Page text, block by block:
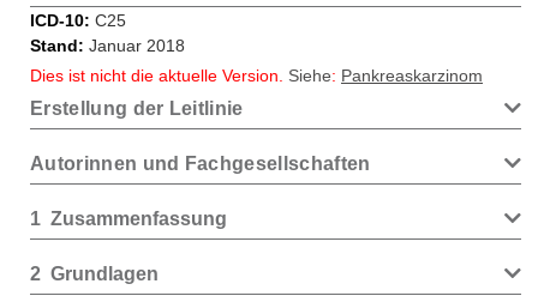
ICD-10 C25
Stand
Januar 2018
Dies ist nicht die aktuelle Version.
Siehe: Pankreaskarzinom
Erstellung der Leitlinie
Autorinnen und Fachgesellschaften
1 Zusammenfassung
2 Grundlagen